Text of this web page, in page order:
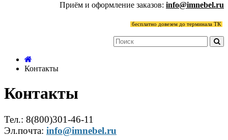
Приём и оформление заказов: info@imnebel.ru
бесплатно довезем до терминала ТК
Контакты
Контакты
Тел.: 8(800)301-46-11
Эл.почта: info@imnebel.ru